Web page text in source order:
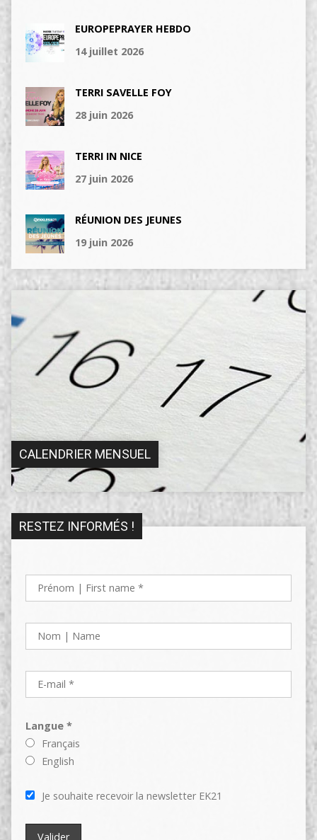
EUROPEPRAYER HEBDO
14 juillet 2026
TERRI SAVELLE FOY
28 juin 2026
TERRI IN NICE
27 juin 2026
RÉUNION DES JEUNES
19 juin 2026
CALENDRIER MENSUEL
RESTEZ INFORMÉS !
Langue *
Français
English
Je souhaite recevoir la newsletter EK21